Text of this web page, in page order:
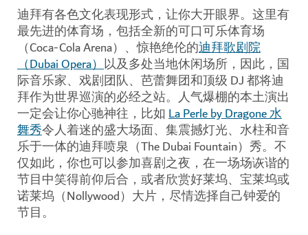
迪拜有各色文化表现形式，让你大开眼界。这里有
最先进的体育场，包括全新的可口可乐体育场
（Coca-Cola Arena）、惊艳绝伦的迪拜歌剧院
（Dubai Opera）以及多处当地休闲场所，因此，国
际音乐家、戏剧团队、芭蕾舞团和顶级 DJ 都将迪
拜作为世界巡演的必经之站。人气爆棚的本土演出
一定会让你心驰神往，比如La Perle by Dragone 水
舞秀令人着迷的盛大场面、集震撼灯光、水柱和音
乐于一体的迪拜喷泉（The Dubai Fountain）秀。不
仅如此，你也可以参加喜剧之夜，在一场场诙谐的
节目中笑得前仰后合，或者欣赏好莱坞、宝莱坞或
诺莱坞（Nollywood）大片，尽情选择自己钟爱的
节目。